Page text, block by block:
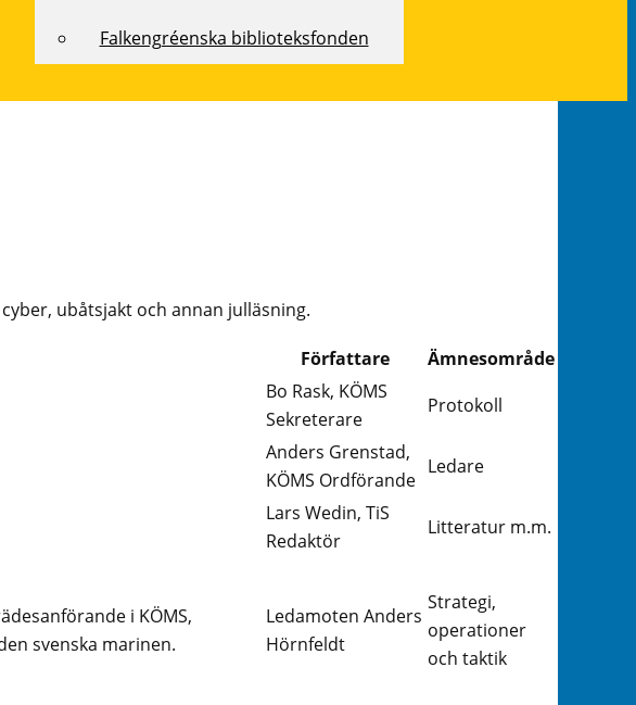
Falkengréenska biblioteksfonden
ubåtsjakt och annan julläsning.
Författare
Ämnesområde
Bo Rask, KÖMS
Sekreterare
Protokoll
Anders Grenstad,
KÖMS Ordförande
Ledare
Lars Wedin, TiS
Redaktör
Litteratur m.m.
i KÖMS,
svenska marinen.
Ledamoten Anders
Hörnfeldt
Strategi,
operationer
och taktik